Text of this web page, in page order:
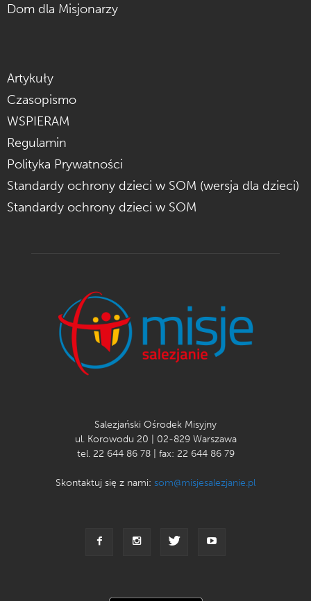
Dom dla Misjonarzy
Artykuły
Czasopismo
WSPIERAM
Regulamin
Polityka Prywatności
Standardy ochrony dzieci w SOM (wersja dla dzieci)
Standardy ochrony dzieci w SOM
Salezjański Ośrodek Misyjny
ul. Korowodu 20 | 02-829 Warszawa
tel. 22 644 86 78 | fax: 22 644 86 79
Skontaktuj się z nami: som@misjesalezjanie.pl